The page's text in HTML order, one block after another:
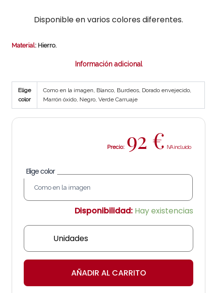
Disponible en varios colores diferentes.
Material: Hierro.
Información adicional
Elige
color
Como en la imagen, Blanco, Burdeos, Dorado envejecido,
Marrón óxido, Negro, Verde Carruaje
Precio: 92 €
Elige color
Disponibilidad: Hay existencias
'Teruel'
cantidad
AÑADIR AL CARRITO